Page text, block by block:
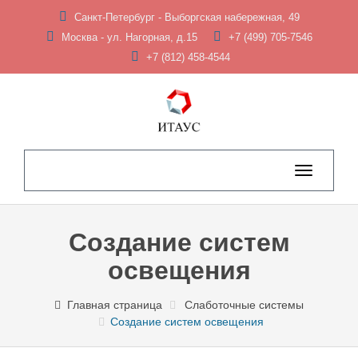
Санкт-Петербург - Выборгская набережная, 49
Москва - ул. Нагорная, д.15
+7 (499) 705-7546
+7 (812) 458-4544
Toggle
navigation
Создание систем
освещения
Главная страница
Слаботочные системы
Создание систем освещения